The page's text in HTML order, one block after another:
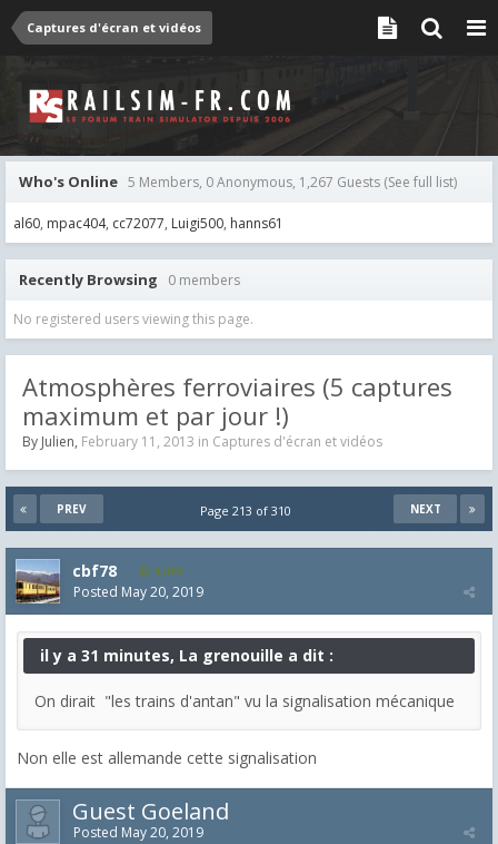
Captures d'écran et vidéos
Who's Online 5 Members, 0 Anonymous, 1,267 Guests (See full list)
al60 mpac404 cc72077 Luigi500 hanns61
Recently Browsing 0 members
No registered users viewing this page.
Atmosphères ferroviaires (5 captures
maximum et par jour !)
By Julien, February 11, 2013 in Captures d'écran et vidéos
PREV NEXT
Page 213 of 310
cbf78 4,099
Posted May 20, 2019
il y a 31 minutes, La grenouille a dit :
On dirait "les trains d'antan" vu la signalisation mécanique
Non elle est allemande cette signalisation
Guest Goeland
Posted May 20, 2019